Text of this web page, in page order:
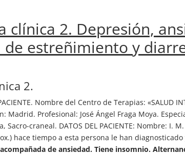
clínica 2. Depresión,
estreñimiento y
2.
Nombre del Centro de Terapias: «SALUD
Madrid. Profesional: José Ángel Fraga Moya.
Sacro-craneal. DATOS DEL PACIENTE: Nombre: I.
hace tiempo a esta persona le han
de ansiedad. Tiene insomnio.